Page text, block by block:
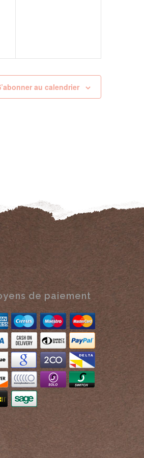
au calendrier
de paiement